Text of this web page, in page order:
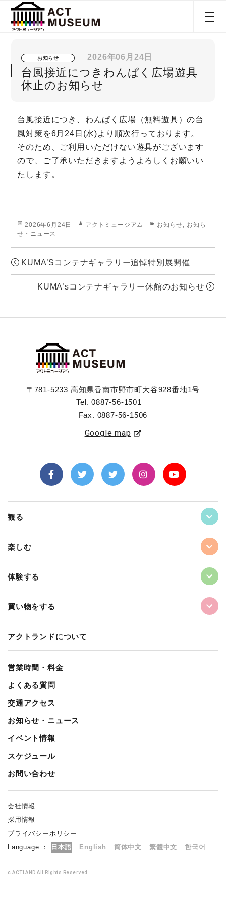
お知らせ 2026年06月24日
台風接近につきわんぱく広場遊具
休止のお知らせ
台風接近につき、わんぱく広場（無料遊具）の台
風対策を6月24日(水)より順次行っております。
そのため、ご利用いただけない遊具がございます
ので、ご了承いただきますようよろしくお願いい
たします。
Posted
on
2026年6月24日 Author
アクトミュージアム Categories
お知らせ, お知ら
せ・ニュース
KUMA’Sコンテナギャラリー追悼特別展開催
KUMA’sコンテナギャラリー休館のお知らせ
〒781-5233 高知県香南市野市町大谷928番地1号
Tel. 0887-56-1501
Fax. 0887-56-1506
Google map
観る
楽しむ
体験する
買い物をする
アクトランドについて
営業時間・料金
よくある質問
交通アクセス
お知らせ・ニュース
イベント情報
スケジュール
お問い合わせ
会社情報
採用情報
プライバシーポリシー
Language ：
日本語 English 简体中文 繁體中文 한국어
c ACTLAND All Rights Reserved.